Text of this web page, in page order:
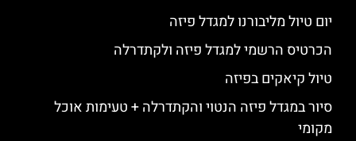
יום טיול מליבורנו למגדל פיזה
הכרטיס הרשמי למגדל פיזה ולקתדרלה
טיול קיאקים בפיזה
סיור במגדל פיזה הנטוי והקתדרלה + טעימות אוכל
מקומי